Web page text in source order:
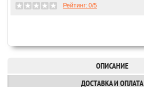
Рейтинг: 0/5
ОПИСАНИЕ
ДОСТАВКА И ОПЛАТА